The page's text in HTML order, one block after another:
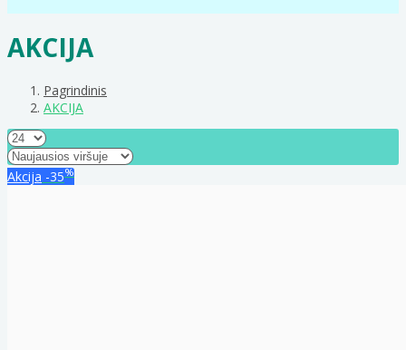
AKCIJA
Pagrindinis
AKCIJA
Akcija -35%